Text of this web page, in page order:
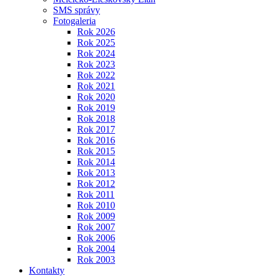
SMS správy
Fotogaleria
Rok 2026
Rok 2025
Rok 2024
Rok 2023
Rok 2022
Rok 2021
Rok 2020
Rok 2019
Rok 2018
Rok 2017
Rok 2016
Rok 2015
Rok 2014
Rok 2013
Rok 2012
Rok 2011
Rok 2010
Rok 2009
Rok 2007
Rok 2006
Rok 2004
Rok 2003
Kontakty